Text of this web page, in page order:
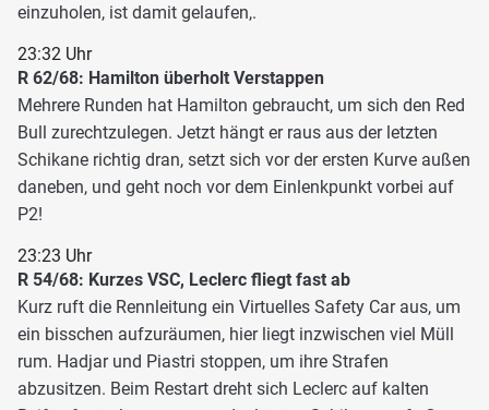
einzuholen, ist damit gelaufen,.
23:32 Uhr
R 62/68: Hamilton überholt Verstappen
Mehrere Runden hat Hamilton gebraucht, um sich den Red
Bull zurechtzulegen. Jetzt hängt er raus aus der letzten
Schikane richtig dran, setzt sich vor der ersten Kurve außen
daneben, und geht noch vor dem Einlenkpunkt vorbei auf
P2!
23:23 Uhr
R 54/68: Kurzes VSC, Leclerc fliegt fast ab
Kurz ruft die Rennleitung ein Virtuelles Safety Car aus, um
ein bisschen aufzuräumen, hier liegt inzwischen viel Müll
rum. Hadjar und Piastri stoppen, um ihre Strafen
abzusitzen. Beim Restart dreht sich Leclerc auf kalten